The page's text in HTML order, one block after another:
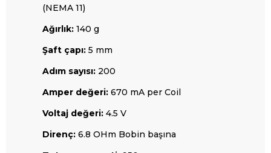
(NEMA 11)
Ağırlık: 140 g
Şaft çapı: 5 mm
Adım sayısı: 200
Amper değeri: 670 mA per Coil
Voltaj değeri: 4.5 V
Direnç: 6.8 OHm Bobin başına